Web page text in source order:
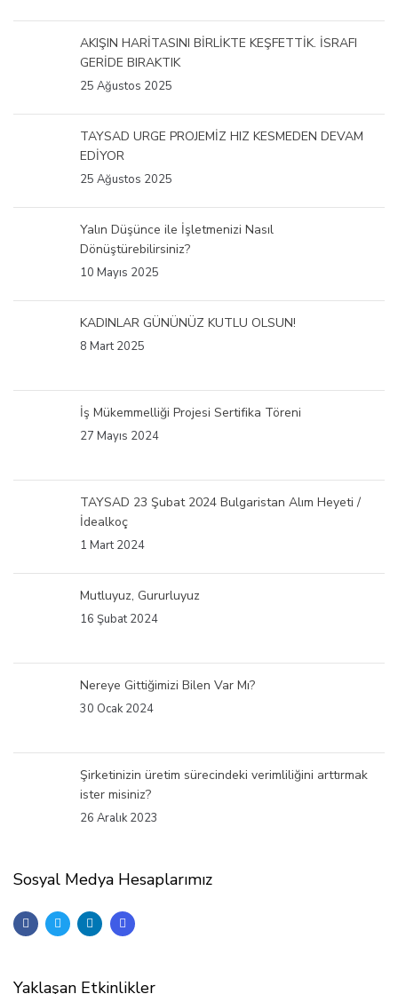
AKIŞIN HARİTASINI BİRLİKTE KEŞFETTİK. İSRAFI
GERİDE BIRAKTIK
25 Ağustos 2025
TAYSAD URGE PROJEMİZ HIZ KESMEDEN DEVAM
EDİYOR
25 Ağustos 2025
Yalın Düşünce ile İşletmenizi Nasıl
Dönüştürebilirsiniz?
10 Mayıs 2025
KADINLAR GÜNÜNÜZ KUTLU OLSUN!
8 Mart 2025
İş Mükemmelliği Projesi Sertifika Töreni
27 Mayıs 2024
TAYSAD 23 Şubat 2024 Bulgaristan Alım Heyeti /
İdealkoç
1 Mart 2024
Mutluyuz, Gururluyuz
16 Şubat 2024
Nereye Gittiğimizi Bilen Var Mı?
30 Ocak 2024
Şirketinizin üretim sürecindeki verimliliğini arttırmak
ister misiniz?
26 Aralık 2023
Sosyal Medya Hesaplarımız
Yaklaşan Etkinlikler